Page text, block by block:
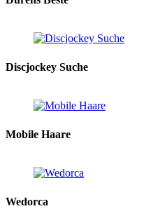
Discjockey Suche
Mobile Haare
Wedorca